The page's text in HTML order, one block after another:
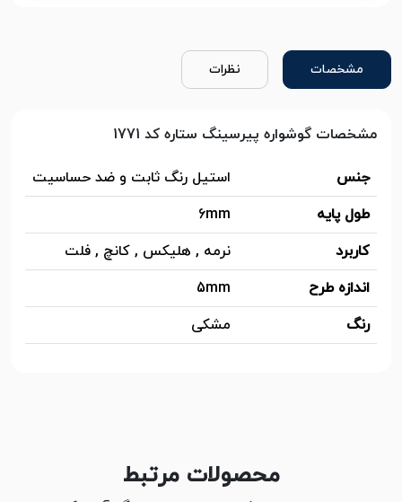
مشخصات نظرات
مشخصات گوشواره پیرسینگ ستاره کد 1771
جنس
استیل رنگ ثابت و ضد حساسیت
طول پایه
6mm
کاربرد
نرمه , هلیکس , کانچ , فلت
اندازه طرح
5mm
رنگ
مشکی
محصولات مرتبط